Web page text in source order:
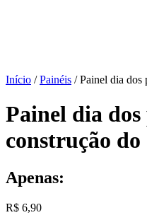
Início /Painéis / Painel dia dos
Painel dia dos
construção
Apenas:
R$ 6,90